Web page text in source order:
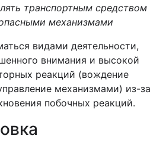
транспортным средством
механизмами
видами деятельности,
внимания и высокой
реакций (вождение
механизмами) из-за
побочных реакций.